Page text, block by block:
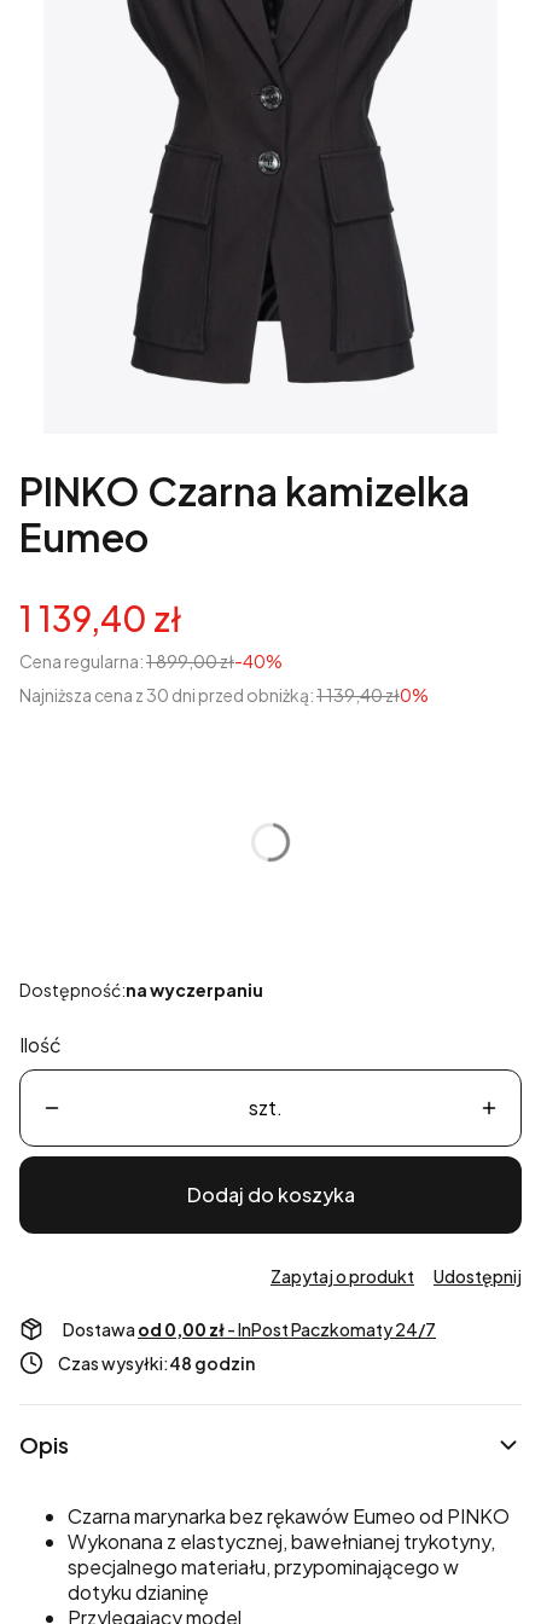
PINKO Czarna kamizelka
Eumeo
1 139,40 zł
Cena regularna:1 899,00 zł-40%
Najniższa cena z 30 dni przed obniżką:1 139,40 zł0%
Dostępność:na wyczerpaniu
Ilość
szt.
Dodaj do koszyka
Zapytaj o produkt Udostępnij
Dostawa od 0,00 zł- InPost Paczkomaty 24/7
Czas wysyłki:48 godzin
Opis
Czarna marynarka bez rękawów Eumeo od PINKO
Wykonana z elastycznej, bawełnianej trykotyny,
specjalnego materiału, przypominającego w
dotyku dzianinę
Przylegający model